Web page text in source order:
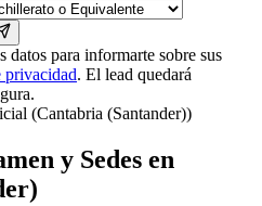
datos para informarte sobre sus
privacidad. El lead quedará
(Cantabria (Santander))
y Sedes en